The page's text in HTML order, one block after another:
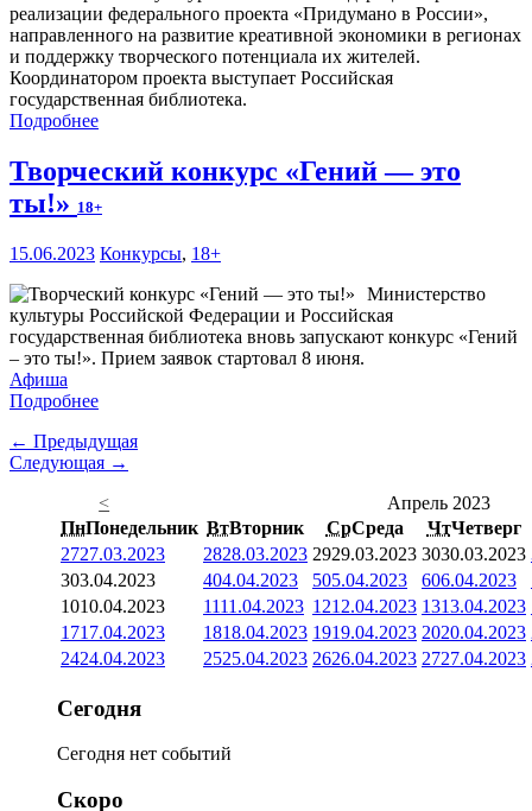
реализации федерального проекта «Придумано в России»,
направленного на развитие креативной экономики в регионах
и поддержку творческого потенциала их жителей.
Координатором проекта выступает Российская
государственная библиотека.
Подробнее
Творческий конкурс «Гений — это
ты!» 18+
15.06.2023 Конкурсы, 18+
Министерство
культуры Российской Федерации и Российская
государственная библиотека вновь запускают конкурс «Гений
– это ты!». Прием заявок стартовал 8 июня.
Афиша
Подробнее
← Предыдущая
Следующая →
<
Апрель 2023
ПнПонедельник ВтВторник СрСреда ЧтЧетверг
2727.03.2023 2828.03.2023 2929.03.2023 3030.03.2023
303.04.2023 404.04.2023 505.04.2023 606.04.2023
1010.04.2023 1111.04.2023 1212.04.2023 1313.04.2023
1717.04.2023 1818.04.2023 1919.04.2023 2020.04.2023
2424.04.2023 2525.04.2023 2626.04.2023 2727.04.2023
Сегодня
Сегодня нет событий
Скоро